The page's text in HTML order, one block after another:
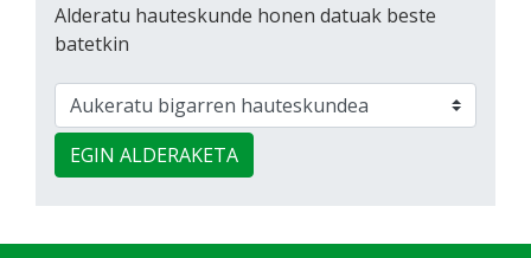
Alderatu hauteskunde honen datuak beste
batetkin
EGIN ALDERAKETA